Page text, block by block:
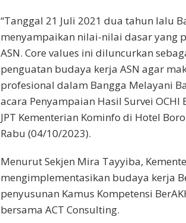
“Tanggal 21 Juli 2021 dua tahun lalu
menyampaikan nilai-nilai dasar yang
ASN. Core values ini diluncurkan
penguatan budaya kerja ASN agar
profesional dalam Bangga Melayani
acara Penyampaian Hasil Survei
JPT Kementerian Kominfo di Hotel
Rabu (04/10/2023).
Menurut Sekjen Mira Tayyiba,
mengimplementasikan budaya kerja
penyusunan Kamus Kompetensi
bersama ACT Consulting.